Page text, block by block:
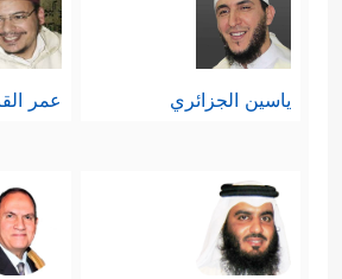
ياسين الجزائري عمر